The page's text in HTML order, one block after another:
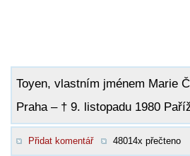
Toyen, vlastním jménem Marie
Praha – † 9. listopadu 1980
Přidat komentář 48014x přečteno